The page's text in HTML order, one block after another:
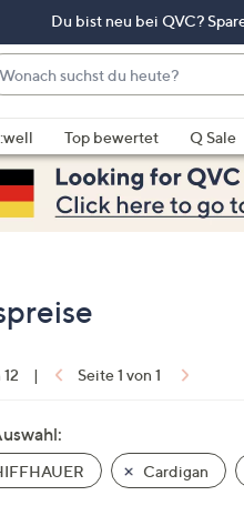
Du bist neu bei QVC?
Top bewertet Q Sale
| Seite 1 von 1
Cardigan